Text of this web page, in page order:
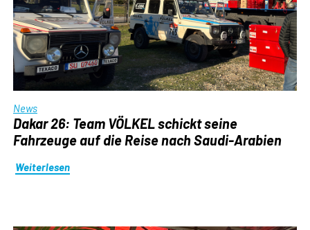
News
Dakar 26: Team VÖLKEL schickt seine
Fahrzeuge auf die Reise nach Saudi-Arabien
Weiterlesen